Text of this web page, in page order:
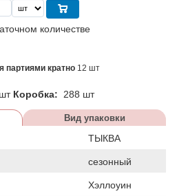
количестве
партиями кратно 12 шт
Коробка: 288 шт
Вид упаковки
ТЫКВА
сезонный
Хэллоуин